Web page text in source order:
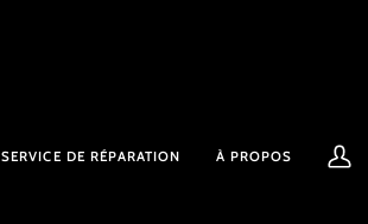
SERVICE DE RÉPARATION À PROPOS
Mon